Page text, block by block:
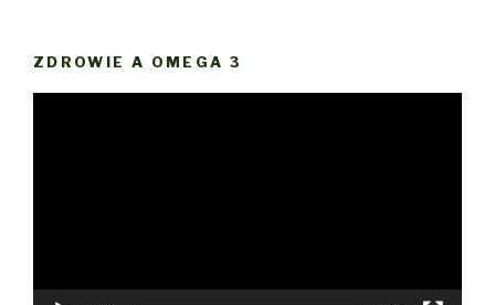
ZDROWIE A OMEGA 3